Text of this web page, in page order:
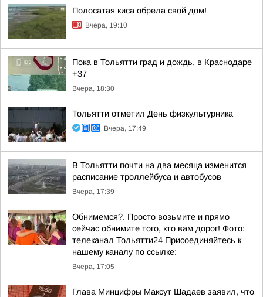
Полосатая киса обрела свой дом!
Вчера, 19:10
Пока в Тольятти град и дождь, в Краснодаре
+37
Вчера, 18:30
Тольятти отметил День физкультурника
Вчера, 17:49
В Тольятти почти на два месяца изменится
расписание троллейбуса и автобусов
Вчера, 17:39
Обнимемся?. Просто возьмите и прямо
сейчас обнимите того, кто вам дорог! Фото:
телеканал Тольятти24 Присоединяйтесь к
нашему каналу по ссылке:
Вчера, 17:05
Глава Минцифры Максут Шадаев заявил, что